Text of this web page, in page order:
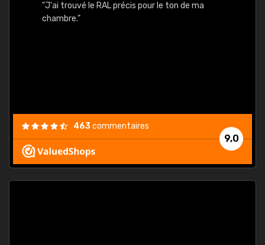
"J'ai trouvé le RAL précis pour le ton de ma
chambre."
9,0
463commentaires